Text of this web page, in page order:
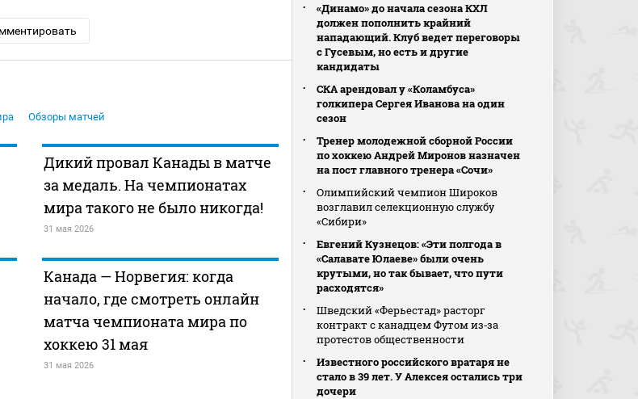
Обзоры матчей
Дикий провал Канады в матче
за медаль. На чемпионатах
мира такого не было никогда!
31 мая 2026
Канада — Норвегия: когда
начало, где смотреть онлайн
матча чемпионата мира по
хоккею 31 мая
31 мая 2026
«Динамо» до начала сезона КХЛ
должен пополнить крайний
нападающий. Клуб ведет переговоры
с Гусевым, но есть и другие
кандидаты
СКА арендовал у «Коламбуса»
голкипера Сергея Иванова на один
сезон
Тренер молодежной сборной России
по хоккею Андрей Миронов назначен
на пост главного тренера «Сочи»
Олимпийский чемпион Широков
возглавил селекционную службу
«Сибири»
Евгений Кузнецов: «Эти полгода в
«Салавате Юлаеве» были очень
крутыми, но так бывает, что пути
расходятся»
Шведский «Ферьестад» расторг
контракт с канадцем Футом из‑за
протестов общественности
Известного российского вратаря не
стало в 39 лет. У Алексея остались три
дочери